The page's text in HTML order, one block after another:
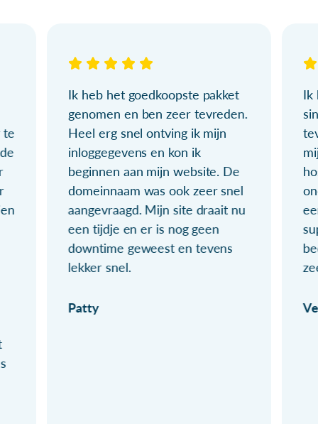
te
Ik heb het goedkoopste pakket
genomen en ben zeer tevreden.
Heel erg snel ontving ik mijn
inloggegevens en kon ik
beginnen aan mijn website. De
domeinnaam was ook zeer snel
aangevraagd. Mijn site draait nu
een tijdje en er is nog geen
downtime geweest en tevens
lekker snel.
Patty
Ik